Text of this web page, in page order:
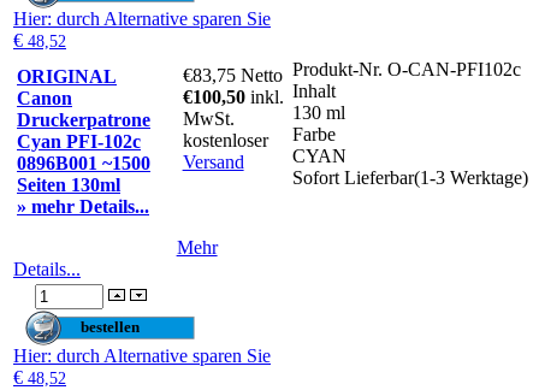
Hier: durch Alternative sparen Sie
€ 48,52
ORIGINAL
Canon
Druckerpatrone
Cyan PFI-102c
0896B001 ~1500
Seiten 130ml
» mehr Details...
€83,75 Netto
€100,50 inkl.
MwSt.
kostenloser
Versand
Produkt-Nr. O-CAN-PFI102c
Inhalt
130 ml
Farbe
CYAN
Sofort Lieferbar(1-3 Werktage)
Mehr
Details...
Hier: durch Alternative sparen Sie
€ 48,52